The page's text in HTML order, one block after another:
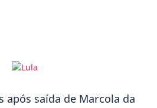
após saída de Marcola da